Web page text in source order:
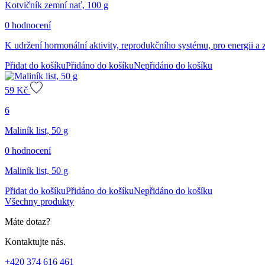
Kotvičník zemní nať, 100 g
0 hodnocení
K udržení hormonální aktivity, reprodukčního systému, pro energii a
Přidat do košíkuPřidáno do košíkuNepřidáno do košíku
59 Kč
6
Maliník list, 50 g
0 hodnocení
Maliník list, 50 g
Přidat do košíkuPřidáno do košíkuNepřidáno do košíku
Všechny produkty
Máte dotaz?
Kontaktujte nás.
+420 374 616 461